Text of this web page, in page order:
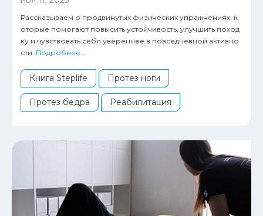
Рассказываем о продвинутых физических упражнениях, к
оторые помогают повысить устойчивость, улучшить поход
ку и чувствовать себя увереннее в повседневной активно
сти. Подробнее...
Книга Steplife Протез ноги
Протез бедра Реабилитация